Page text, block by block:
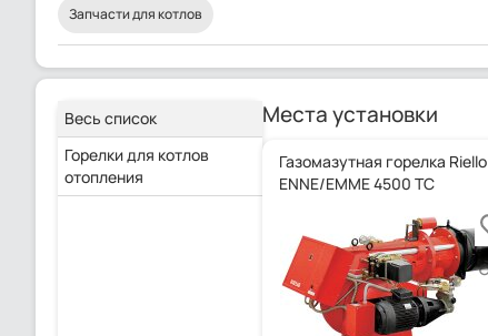
Запчасти для котлов
Весь список
Горелки для котлов
отопления
Места установки
Газомазутная горелка Riello
ENNE/EMME 4500 TC